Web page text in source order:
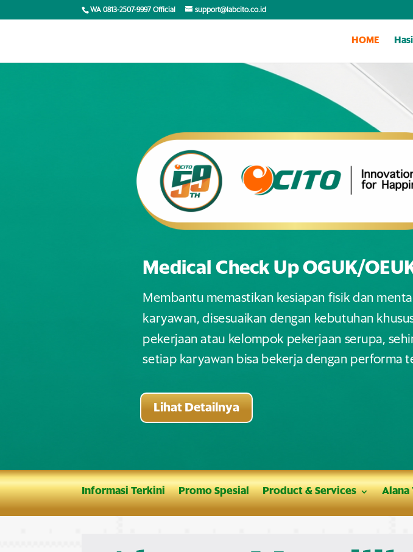
WA 0813-2507-9997 Official support@labcito.co.id
HOME
Medical Check Up OGUK/
Membantu memastikan kesiapan fisik dan
karyawan, disesuaikan dengan kebutuhan
pekerjaan atau kelompok pekerjaan serupa,
setiap karyawan bisa bekerja dengan performa
Lihat Detailnya
Informasi Terkini Promo Spesial Product & Services Alana